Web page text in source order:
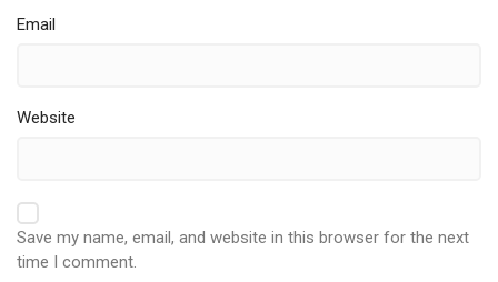
Email
Website
Save my name, email, and website in this browser for the next
time I comment.